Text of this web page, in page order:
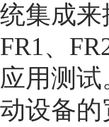
统集成来
FR1、
应用测
动设备的